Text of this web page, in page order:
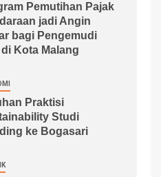
Pemutihan Pajak
jadi Angin
bagi Pengemudi
Kota Malang
Praktisi
Studi
ke Bogasari